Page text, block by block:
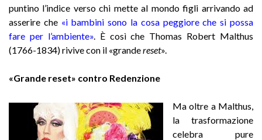
puntino l’indice verso chi mette al mondo figli arrivando ad
asserire che «i bambini sono la cosa peggiore che si possa
fare per l’ambiente». È così che Thomas Robert Malthus
(1766-1834) rivive con il «grandereset».
«Grande reset» contro Redenzione
Ma oltre a Malthus,
la trasformazione
celebra pure